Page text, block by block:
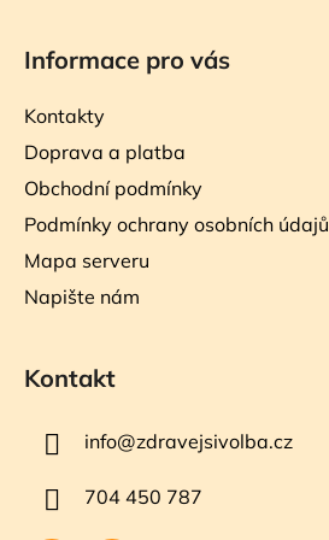
Informace pro vás
Kontakty
Doprava a platba
Obchodní podmínky
Podmínky ochrany osobních údajů
Mapa serveru
Napište nám
Kontakt
info@zdravejsivolba.cz
704 450 787